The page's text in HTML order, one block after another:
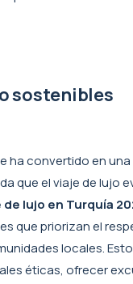
sostenibles
ha convertido en
que el viaje de lujo
lujo en Turquía
que priorizan el
locales.
éticas, ofrecer